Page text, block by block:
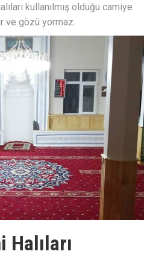
kullanılmış olduğu camiye
ve gözü yormaz.
Halıları